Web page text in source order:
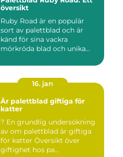
översikt
Ruby Road är en populär
sort av palettblad och är
känd för sina vackra
mörkröda blad och unika
16. jan
Är palettblad giftiga för
katter
? En grundlig undersökning
av om palettblad är giftiga
för katter Översikt över
giftighet hos pa...